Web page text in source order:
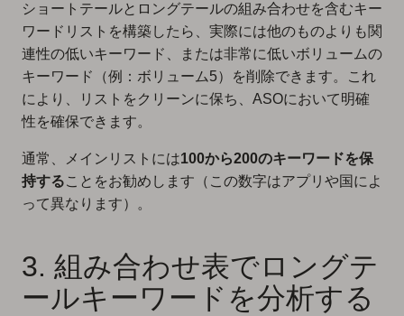
ショートテールとロングテールの組み合わせを含むキー
ワードリストを構築したら、実際には他のものよりも関
連性の低いキーワード、または非常に低いボリュームの
キーワード（例：ボリューム5）を削除できます。これ
により、リストをクリーンに保ち、ASOにおいて明確
性を確保できます。
通常、メインリストには100から200のキーワードを保
持することをお勧めします（この数字はアプリや国によ
って異なります）。
3. 組み合わせ表でロングテ
ールキーワードを分析する